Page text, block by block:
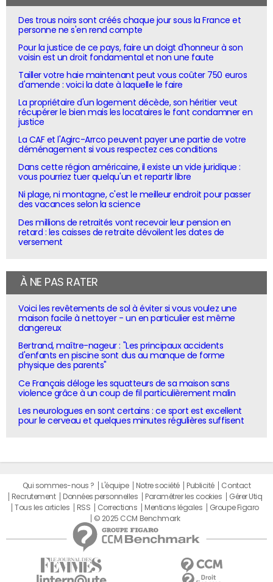
Des trous noirs sont créés chaque jour sous la France et
personne ne s'en rend compte
Pour la justice de ce pays, faire un doigt d'honneur à son
voisin est un droit fondamental et non une faute
Tailler votre haie maintenant peut vous coûter 750 euros
d'amende : voici la date à laquelle le faire
La propriétaire d'un logement décède, son héritier veut
récupérer le bien mais les locataires le font condamner en
justice
La CAF et l'Agirc-Arrco peuvent payer une partie de votre
déménagement si vous respectez ces conditions
Dans cette région américaine, il existe un vide juridique :
vous pourriez tuer quelqu'un et repartir libre
Ni plage, ni montagne, c'est le meilleur endroit pour passer
des vacances selon la science
Des millions de retraités vont recevoir leur pension en
retard : les caisses de retraite dévoilent les dates de
versement
À NE PAS RATER
Voici les revêtements de sol à éviter si vous voulez une
maison facile à nettoyer - un en particulier est même
dangereux
Bertrand, maître-nageur : "Les principaux accidents
d'enfants en piscine sont dus au manque de forme
physique des parents"
Ce Français déloge les squatteurs de sa maison sans
violence grâce à un coup de fil particulièrement malin
Les neurologues en sont certains : ce sport est excellent
pour le cerveau et quelques minutes régulières suffisent
Qui sommes-nous ? L'équipe Notre société Publicité
Contact
Recrutement
Données personnelles Paramétrer les cookies
Gérer Utiq
Tous les articles
RSS Corrections Mentions légales
Groupe Figaro
© 2025 CCM Benchmark